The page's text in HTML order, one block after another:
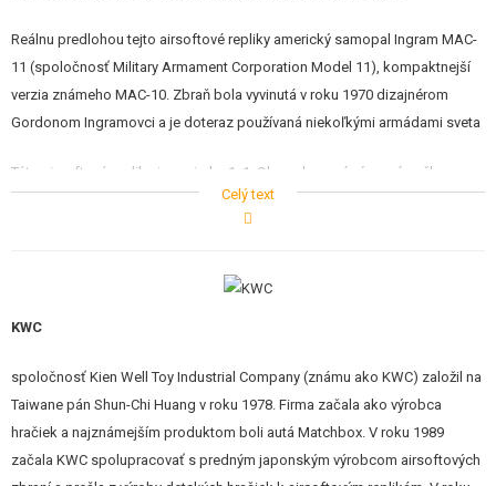
NOVÝ TOVAR
KONTAKT
Reálnu predlohou tejto airsoftové repliky americký samopal Ingram MAC-
11 (spoločnosť Military Armament Corporation Model 11), kompaktnejší
verzia známeho MAC-10. Zbraň bola vyvinutá v roku 1970 dizajnérom
Gordonom Ingramovci a je doteraz používaná niekoľkými armádami sveta
Táto airsoftová replika je v mierke 1: 1. Okrem kovové výsuvné pažby a
vnútorných dielov, je celá zbraň z odolného ABS plastu. Avšak matná
povrchová úprava evokuje kovové spracovanie. Funkčné poistka pred
tak i bežná 12g CO2 bombička. Po založení dlhého zásobníka do rukoväti
guľôčke vysoko nadpriemerný výkon až 152 m / s (2,3 joulov). Cez pevná
mieridlá možno viesť obstojnú mierenou terčovú streľbu. Hop-Up je fixná,
neregulovateľný.
Celý text
KWC
spoločnosť Kien Well Toy Industrial Company (známu ako KWC) založil na
Taiwane pán Shun-Chi Huang v roku 1978. Firma začala ako výrobca
hračiek a najznámejším produktom boli autá Matchbox. V roku 1989
začala KWC spolupracovať s predným japonským výrobcom airsoftových